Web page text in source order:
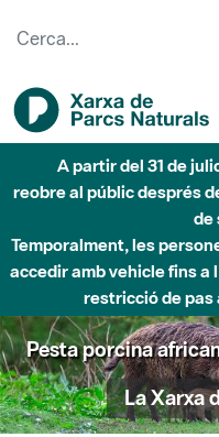
A partir del 31 de
reobre al públic després
de
Temporalment, les
accedir amb vehicle fins
restricció de pas
Pesta porcina
La Xarxa